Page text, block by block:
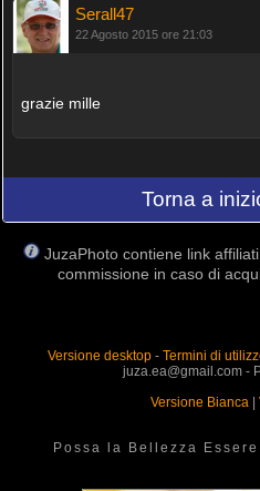
Serall47
22 Agosto 2015 ore 21:03
grazie mille
Torna a
JuzaPhoto contiene link
commissione in caso di
Versione desktop- Termini di
juza.ea@gmail.com -
Versione Bianca
Possa la Bellezza